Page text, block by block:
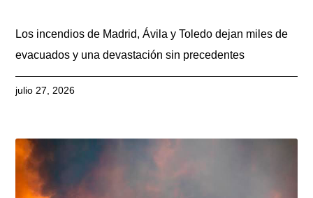
Los incendios de Madrid, Ávila y Toledo dejan miles de
evacuados y una devastación sin precedentes
julio 27, 2026